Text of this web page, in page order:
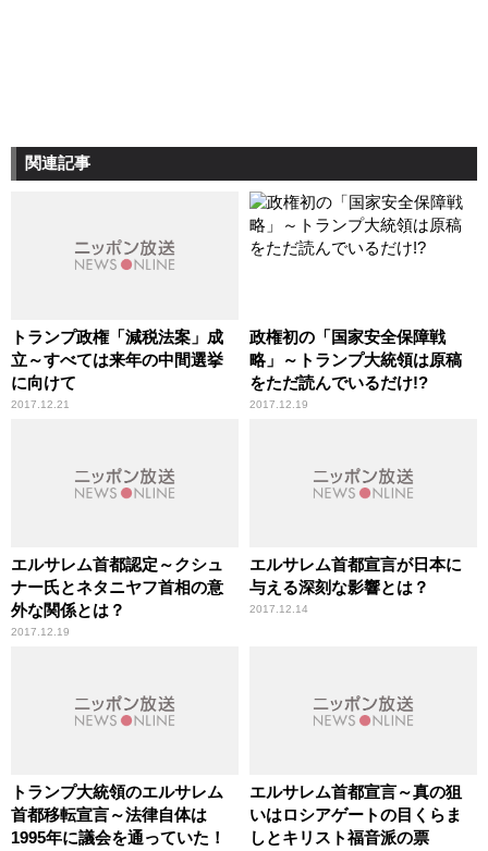
関連記事
トランプ政権「減税法案」成
立～すべては来年の中間選挙
に向けて
2017.12.21
政権初の「国家安全保障戦
略」～トランプ大統領は原稿
をただ読んでいるだけ!?
2017.12.19
エルサレム首都認定～クシュ
ナー氏とネタニヤフ首相の意
外な関係とは？
2017.12.19
エルサレム首都宣言が日本に
与える深刻な影響とは？
2017.12.14
トランプ大統領のエルサレム
首都移転宣言～法律自体は
1995年に議会を通っていた！
エルサレム首都宣言～真の狙
いはロシアゲートの目くらま
しとキリスト福音派の票